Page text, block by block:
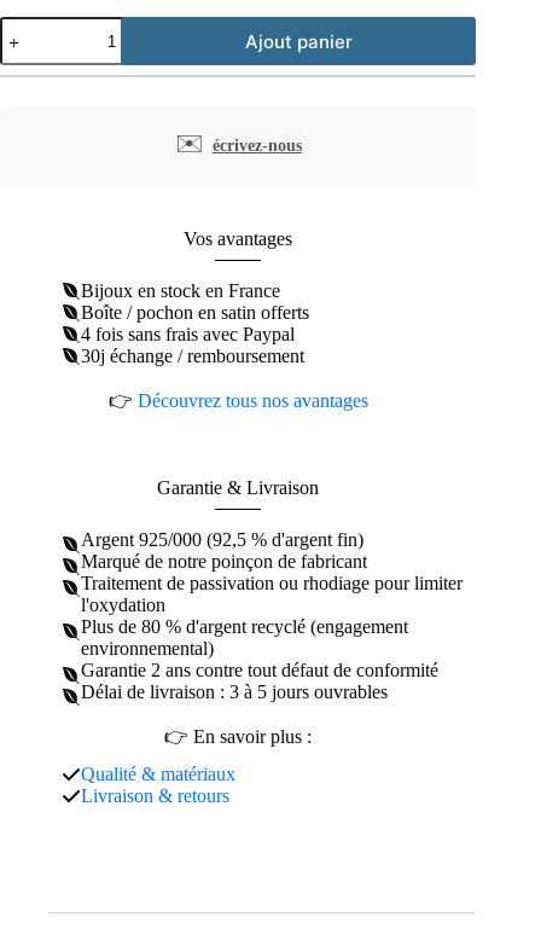
quantité
de
Bague
Ajout panier
✉️ écrivez-nous
Vos avantages
Bijoux en stock en France
Boîte / pochon en satin offerts
4 fois sans frais avec Paypal
30j échange / remboursement
👉 Découvrez tous nos avantages
Garantie & Livraison
Argent 925/000 (92,5 % d'argent fin)
Marqué de notre poinçon de fabricant
Traitement de passivation ou rhodiage pour limiter
l'oxydation
Plus de 80 % d'argent recyclé (engagement
environnemental)
Garantie 2 ans contre tout défaut de conformité
Délai de livraison : 3 à 5 jours ouvrables
👉 En savoir plus :
Qualité & matériaux
Livraison & retours